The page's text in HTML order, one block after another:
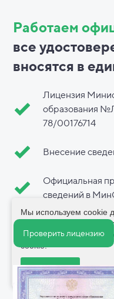
Работаем
все
вносятся в
Проверить лицензию
Лицензия
образования
78/00176714
Внесение
Официальная
сведений в
Мы используем cookie
сайта. Продолжая
соглашаетесь с
cookie.
Принимаю